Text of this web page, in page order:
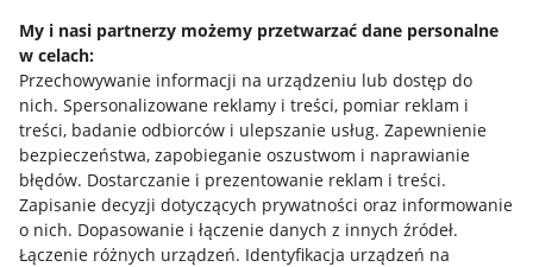
My i nasi partnerzy możemy przetwarzać dane personalne
w celach:
Przechowywanie informacji na urządzeniu lub dostęp do
nich. Spersonalizowane reklamy i treści, pomiar reklam i
treści, badanie odbiorców i ulepszanie usług. Zapewnienie
bezpieczeństwa, zapobieganie oszustwom i naprawianie
błędów. Dostarczanie i prezentowanie reklam i treści.
Zapisanie decyzji dotyczących prywatności oraz informowanie
o nich. Dopasowanie i łączenie danych z innych źródeł.
Łączenie różnych urządzeń. Identyfikacja urządzeń na
Allegro Gadane dla sprzedających
Allegro Gadane dla kupujących
Mapa miejscowości
Informacje prawne
Regulamin